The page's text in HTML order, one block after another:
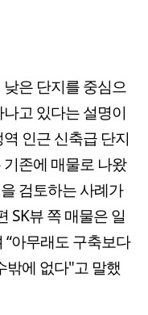
은 단지를 중심으
고 있다는 설명이
인근 신축급 단지
존에 매물로 나왔
검토하는 사례가
SK뷰 쪽 매물은 일
아무래도 구축보다
밖에 없다"고 말했